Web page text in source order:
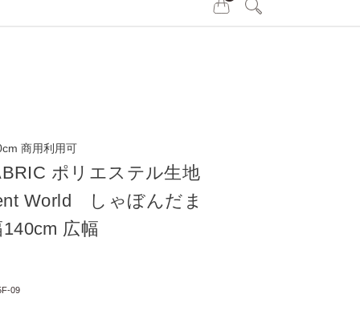
商用利用可
ポリエステル生地
World しゃぼんだま
広幅
09